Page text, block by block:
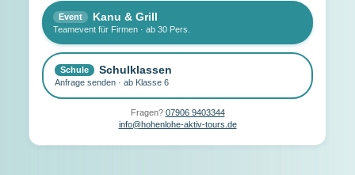
Event Kanu & Grill
Teamevent für Firmen · ab 30 Pers.
Schule Schulklassen
Anfrage senden · ab Klasse 6
Fragen? 07906 9403344
info@hohenlohe-aktiv-tours.de